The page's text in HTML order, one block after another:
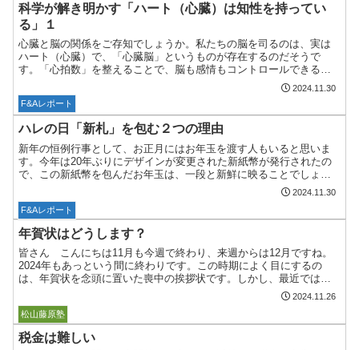
科学が解き明かす「ハート（心臓）は知性を持ってい
る」１
心臓と脳の関係をご存知でしょうか。私たちの脳を司るのは、実は
ハート（心臓）で、「心臓脳」というものが存在するのだそうで
す。「心拍数」を整えることで、脳も感情もコントロールできると
いうのです。これは、本来のパフォーマンスを発揮するメソッドと
し...
2024.11.30
F&Aレポート
ハレの日「新札」を包む２つの理由
新年の恒例行事として、お正月にはお年玉を渡す人もいると思いま
す。今年は20年ぶりにデザインが変更された新紙幣が発行されたの
で、この新紙幣を包んだお年玉は、一段と新鮮に映ることでしょ
う。 お年玉や祝儀には「新札」を使用するのがマナーとされて
い...
2024.11.30
F&Aレポート
年賀状はどうします？
皆さん こんにちは11月も今週で終わり、来週からは12月ですね。
2024年もあっという間に終わりです。この時期によく目にするの
は、年賀状を念頭に置いた喪中の挨拶状です。しかし、最近では
「年賀状じまい」のハガキも増えてきた印象です。「年賀状じ...
2024.11.26
ボストーク
松山藤原塾
税金は難しい